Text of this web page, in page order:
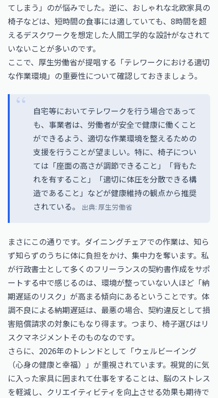
てしまう」のが悩みでした。逆に、おしゃれな北欧家具の
椅子などは、短時間の食事には適していても、8時間を超
えるデスクワークを想定した人間工学的な設計がなされて
いないことが多いのです。
ここで、厚生労働省が提唱する「テレワークにおける適切
な作業環境」の重要性について確認しておきましょう。
自宅等においてテレワークを行う場合であって
も、事業者は、労働者が安全で健康に働くこと
ができるよう、適切な作業環境を整えるための
支援を行うことが望ましい。特に、椅子につい
ては「座面の高さが調節できること」「背もた
れを有すること」「適切に体圧を分散できる構
造であること」などが健康維持の観点から推奨
されている。
出典: 厚生労働省
まさにこの通りです。ダイニングチェアでの作業は、知ら
ず知らずのうちに体に負担をかけ、集中力を奪います。私
が行政書士として多くのフリーランスの契約書作成をサポ
ートする中で感じるのは、環境が整っていない人ほど「納
期遅延のリスク」が高まる傾向にあるということです。体
調不良による納期遅延は、最悪の場合、契約違反として損
害賠償請求の対象にもなり得ます。つまり、椅子選びはリ
スクマネジメントそのものなのです。
さらに、2026年のトレンドとして「ウェルビーイング
（心身の健康と幸福）」が重視されています。視覚的に気
に入った家具に囲まれて仕事をすることは、脳のストレス
を軽減し、クリエイティビティを向上させる効果も期待で